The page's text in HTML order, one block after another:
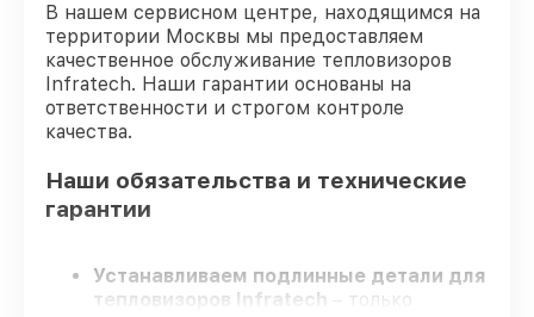
В нашем сервисном центре, находящимся на
территории Москвы мы предоставляем
качественное обслуживание тепловизоров
Infratech. Наши гарантии основаны на
ответственности и строгом контроле
качества.
Наши обязательства и технические
гарантии
Устанавливаем подлинные детали для
тепловизоров Infratech
– только